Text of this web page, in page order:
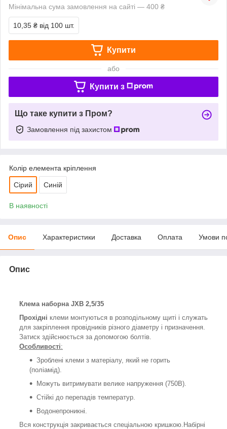
Мінімальна сума замовлення на сайті — 400 ₴
10,35 ₴ від 100 шт.
Купити
або
Купити з
Що таке купити з Пром?
Замовлення під захистом
Колір елемента кріплення
Сірий Синій
В наявності
Опис Характеристики Доставка Оплата Умови
Опис
Клема наборна JXB 2,5/35
Прохідні клеми монтуються в розподільному щиті і служать
для закріплення провідників різного діаметру і призначення.
Затиск здійснюється за допомогою болтів.
Особливості:
Зроблені клеми з матеріалу, який не горить
(поліамід).
Можуть витримувати велике напруження (750В).
Стійкі до перепадів температур.
Водонепроникні.
Вся конструкція закривається спеціальною кришкою.Набірні